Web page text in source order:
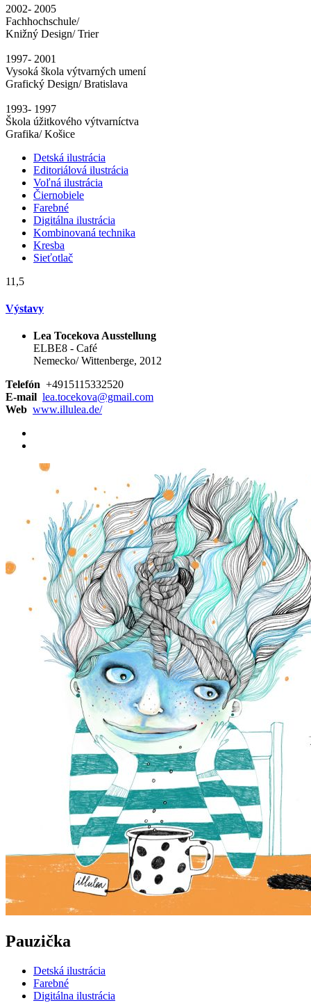
2002- 2005
Fachhochschule/
Knižný Design/ Trier
1997- 2001
Vysoká škola výtvarných umení
Grafický Design/ Bratislava
1993- 1997
Škola úžitkového výtvarníctva
Grafika/ Košice
Detská ilustrácia
Editoriálová ilustrácia
Voľná ilustrácia
Čiernobiele
Farebné
Digitálna ilustrácia
Kombinovaná technika
Kresba
Sieťotlač
11,5
Výstavy
Lea Tocekova Ausstellung
ELBE8 - Café
Nemecko/ Wittenberge, 2012
Telefón +4915115332520
E-mail lea.tocekova@gmail.com
Web www.illulea.de/
Pauzička
Detská ilustrácia
Farebné
Digitálna ilustrácia